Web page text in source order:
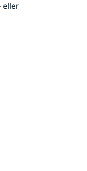
eller